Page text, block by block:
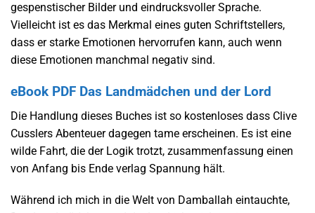
gespenstischer Bilder und eindrucksvoller Sprache.
Vielleicht ist es das Merkmal eines guten Schriftstellers,
dass er starke Emotionen hervorrufen kann, auch wenn
diese Emotionen manchmal negativ sind.
eBook PDF Das Landmädchen und der Lord
Die Handlung dieses Buches ist so kostenloses dass Clive
Cusslers Abenteuer dagegen tame erscheinen. Es ist eine
wilde Fahrt, die der Logik trotzt, zusammenfassung einen
von Anfang bis Ende verlag Spannung hält.
Während ich mich in die Welt von Damballah eintauchte,